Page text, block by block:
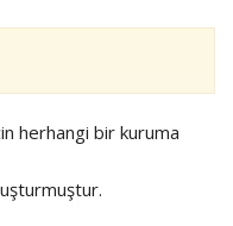
herhangi bir kuruma